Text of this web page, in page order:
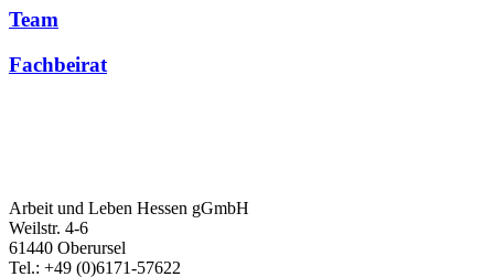
Team
Fachbeirat
Arbeit und Leben Hessen gGmbH
Weilstr. 4-6
61440 Oberursel
Tel.: +49 (0)6171-57622